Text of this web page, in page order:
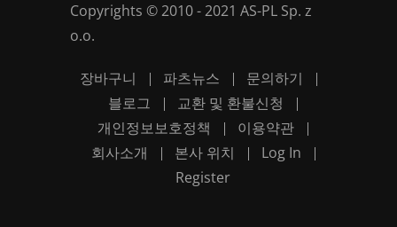
Copyrights © 2010 - 2021 AS-PL Sp. z
o.o.
장바구니 파츠뉴스
문의하기
블로그
교환 및 환불신청
개인정보보호정책
이용약관
회사소개
본사 위치
Log In
Register